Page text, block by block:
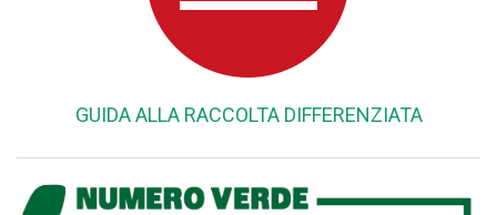
GUIDA ALLA RACCOLTA DIFFERENZIATA